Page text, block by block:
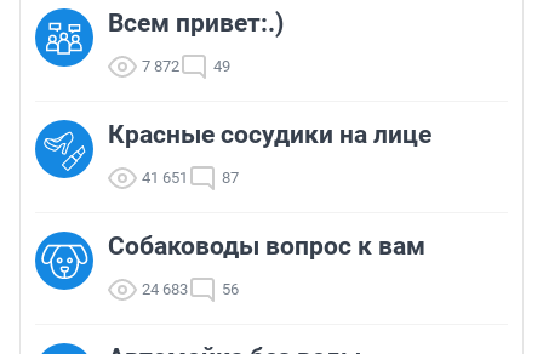
Всем привет:.)
7 872 49
Красные сосудики на лице
41 651 87
Собаководы вопрос к вам
24 683 56